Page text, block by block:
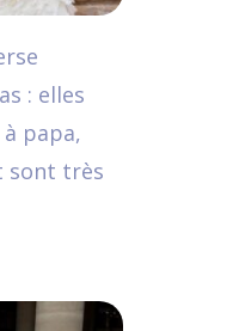
: elles
papa,
sont très